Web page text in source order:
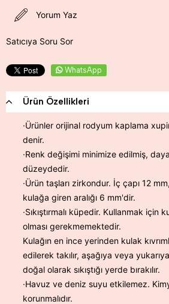
Yorum Yaz
Satıcıya Soru Sor
WhatsApp
Ürün Özellikleri
·Ürünler orijinal rodyum kaplama
denir.
·Renk değişimi minimize edilmiş,
düzeydedir.
·Ürün taşları zirkondur. İç çapı 12
kulağa giren aralığı 6 mm'dir.
·Sıkıştırmalı küpedir. Kullanmak için
olması gerekmemektedir.
Kulağın en ince yerinden kulak
edilerek takılır, aşağıya veya
doğal olarak sıkıştığı yerde bırakılır.
·Havuz ve deniz suyu etkilemez.
korunmalıdır.